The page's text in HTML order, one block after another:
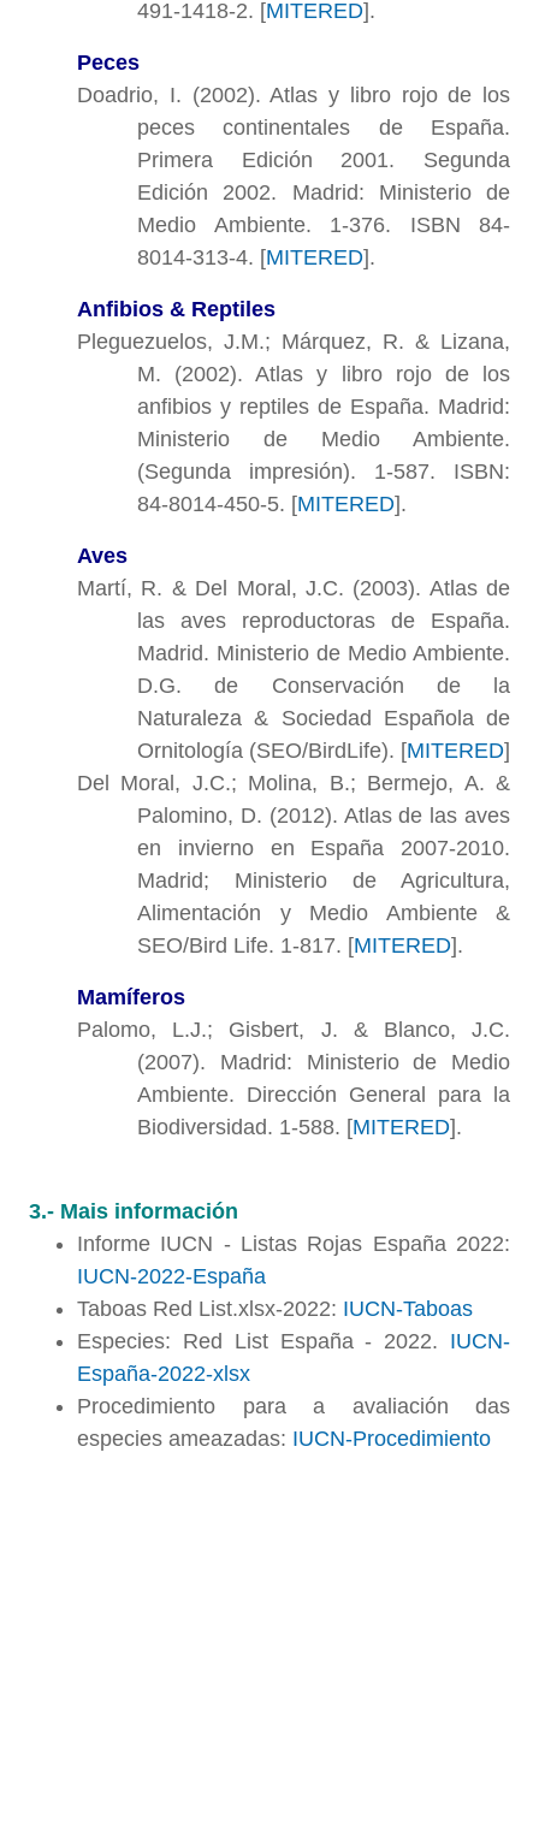
491-1418-2. [MITERED].
Peces
Doadrio, I. (2002). Atlas y libro rojo de los
peces continentales de España.
Primera Edición 2001. Segunda
Edición 2002. Madrid: Ministerio de
Medio Ambiente. 1-376. ISBN 84-
8014-313-4. [MITERED].
Anfibios & Reptiles
Pleguezuelos, J.M.; Márquez, R. & Lizana,
M. (2002). Atlas y libro rojo de los
anfibios y reptiles de España. Madrid:
Ministerio de Medio Ambiente.
(Segunda impresión). 1-587. ISBN:
84-8014-450-5. [MITERED].
Aves
Martí, R. & Del Moral, J.C. (2003). Atlas de
las aves reproductoras de España.
Madrid. Ministerio de Medio Ambiente.
D.G. de Conservación de la
Naturaleza & Sociedad Española de
Ornitología (SEO/BirdLife). [MITERED]
Del Moral, J.C.; Molina, B.; Bermejo, A. &
Palomino, D. (2012). Atlas de las aves
en invierno en España 2007-2010.
Madrid; Ministerio de Agricultura,
Alimentación y Medio Ambiente &
SEO/Bird Life. 1-817. [MITERED].
Mamíferos
Palomo, L.J.; Gisbert, J. & Blanco, J.C.
(2007). Madrid: Ministerio de Medio
Ambiente. Dirección General para la
Biodiversidad. 1-588. [MITERED].
3.- Mais información
Informe IUCN - Listas Rojas España 2022:
IUCN-2022-España
Taboas Red List.xlsx-2022: IUCN-Taboas
Especies: Red List España - 2022. IUCN-
España-2022-xlsx
Procedimiento para a avaliación das
especies ameazadas: IUCN-Procedimiento